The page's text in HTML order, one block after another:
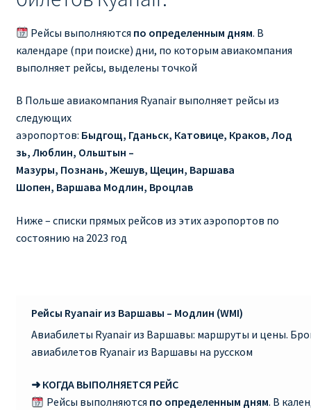
Ryanair ошибка в фамилии, имени
Ryanair пересадки
Ryanair Польша
RYANAIR ПОРТУГАЛИЯ
RYANAIR ПОСАДОЧНЫЙ ТАЛОН – BOARDING PASS
Ryanair Россия
RYANAIR УКРАИНА | АВИАБИЛЕТЫ ОТ €15
Ryanair Україна из Киева, Одессы, Львова, Харькова,
RYANAIR.COM НА РУССКОМ – кнфтфшкюсщь
Рейсы выполняются по определенным дням. В
календаре (при поиске) дни, по которым авиакомпания
выполняет рейсы, выделены точкой
В Польше авиакомпания Ryanair выполняет рейсы из
следующих
аэропортов: Быдгощ, Гданьск, Катовице, Краков, Лод
зь, Люблин, Ольштын –
Мазуры, Познань, Жешув, Щецин, Варшава
Шопен, Варшава Модлин, Вроцлав
Ниже – списки прямых рейсов из этих аэропортов по
состоянию на 2023 год
Рейсы Ryanair из Варшавы – Модлин (WMI)
Авиабилеты Ryanair из Варшавы: маршруты и цены.
авиабилетов Ryanair из Варшавы на русском
➜ КОГДА ВЫПОЛНЯЕТСЯ РЕЙС
Рейсы выполняются по определенным дням. В